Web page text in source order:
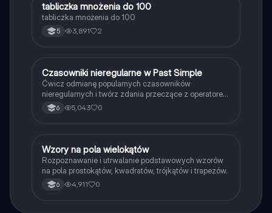
TMatematyka
tabliczka mnożenia do 100
tabliczka mnożenia do 100
5 3,891 2
CJęzyk angielski
Czasowniki nieregularne w Past Simple
Ćwicz odmianę popularnych czasowników
nieregularnych i twórz zdania przeczące z operatorem
didn't w czasie Past Simple.
6 5,043 0
WMatematyka
Wzory na pola wielokątów
Rozpoznawanie i utrwalanie podstawowych wzorów
na pola prostokątów, kwadratów, trójkątów i trapezów.
6 4,911 0